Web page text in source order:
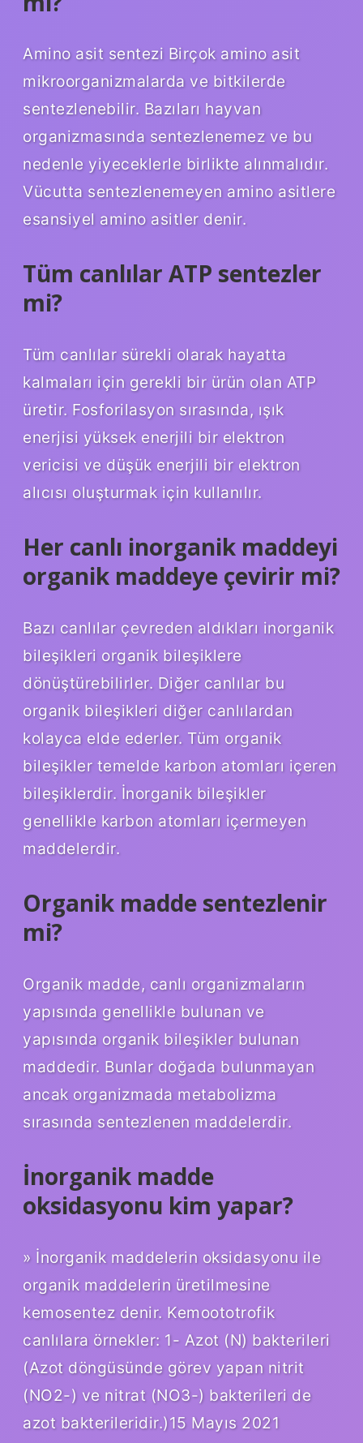
Amino asit sentezi Birçok amino asit
mikroorganizmalarda ve bitkilerde
sentezlenebilir. Bazıları hayvan
organizmasında sentezlenemez ve bu
nedenle yiyeceklerle birlikte alınmalıdır.
Vücutta sentezlenemeyen amino asitlere
esansiyel amino asitler denir.
Tüm canlılar ATP sentezler
mi?
Tüm canlılar sürekli olarak hayatta
kalmaları için gerekli bir ürün olan ATP
üretir. Fosforilasyon sırasında, ışık
enerjisi yüksek enerjili bir elektron
vericisi ve düşük enerjili bir elektron
alıcısı oluşturmak için kullanılır.
Her canlı inorganik maddeyi
organik maddeye çevirir mi?
Bazı canlılar çevreden aldıkları inorganik
bileşikleri organik bileşiklere
dönüştürebilirler. Diğer canlılar bu
organik bileşikleri diğer canlılardan
kolayca elde ederler. Tüm organik
bileşikler temelde karbon atomları içeren
bileşiklerdir. İnorganik bileşikler
genellikle karbon atomları içermeyen
maddelerdir.
Organik madde sentezlenir
mi?
Organik madde, canlı organizmaların
yapısında genellikle bulunan ve
yapısında organik bileşikler bulunan
maddedir. Bunlar doğada bulunmayan
ancak organizmada metabolizma
sırasında sentezlenen maddelerdir.
İnorganik madde
oksidasyonu kim yapar?
» İnorganik maddelerin oksidasyonu ile
organik maddelerin üretilmesine
kemosentez denir. Kemoototrofik
canlılara örnekler: 1- Azot (N) bakterileri
(Azot döngüsünde görev yapan nitrit
(NO2-) ve nitrat (NO3-) bakterileri de
azot bakterileridir.)15 Mayıs 2021